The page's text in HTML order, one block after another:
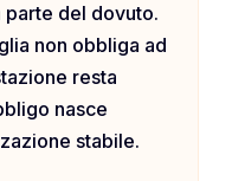
parte del dovuto.
non obbliga ad
resta
nasce
stabile.